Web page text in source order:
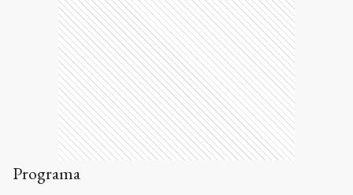
Programa